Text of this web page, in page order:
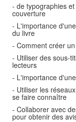
- de typographies
couverture
- L'importance
du livre
- Comment créer
- Utiliser des sous-
lecteurs
- L'importance
- Utiliser les
se faire connaître
- Collaborer avec
pour obtenir des